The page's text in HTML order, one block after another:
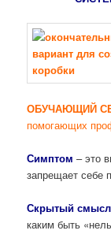
ОБУЧАЮЩИЙ
помогающих
Симптом – это
запрещает себе
Скрытый
каким быть